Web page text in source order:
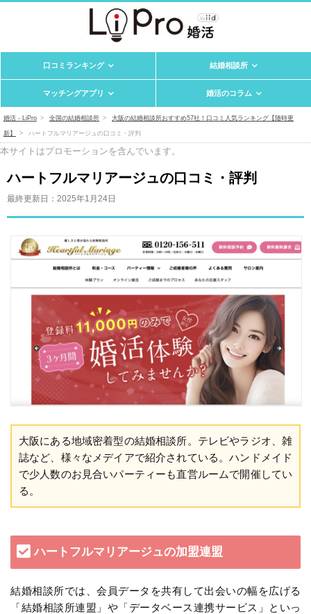
口コミランキング 結婚相談所
マッチングアプリ 婚活のコラム
婚活 - LiPro 全国の結婚相談所 大阪の結婚相談所おすすめ57社！口コミ人気ランキング【随時更
新】 ハートフルマリアージュの口コミ・評判
本サイトはプロモーションを含んでいます。
ハートフルマリアージュの口コミ・評判
最終更新日： 2025年1月24日
大阪にある地域密着型の結婚相談所。テレビやラジオ、雑
誌など、様々なメデイアで紹介されている。ハンドメイド
で少人数のお見合いパーティーも直営ルームで開催してい
る。
ハートフルマリアージュの加盟連盟
結婚相談所では、会員データを共有して出会いの幅を広げる
「結婚相談所連盟」や「データベース連携サービス」といっ